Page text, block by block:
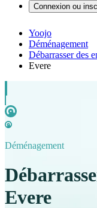
Connexion ou
Yoojo
Déménagement
Débarrasser des
Evere
Déménagement
Evere